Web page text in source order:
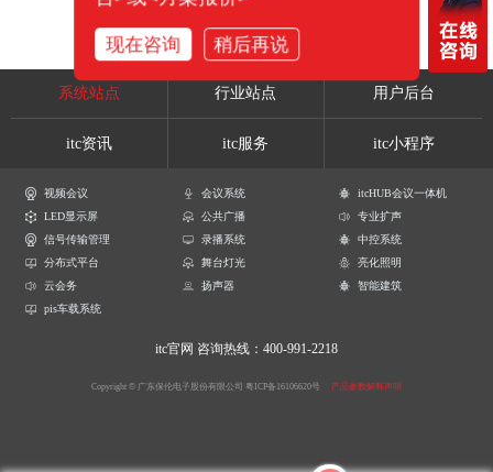
系统站点 行业站点 用户后台
itc资讯 itc服务 itc小程序
视频会议 会议系统
itcHUB会议一体机
LED显示屏
公共广播
专业扩声
信号传输管理
录播系统
中控系统
分布式平台
舞台灯光
亮化照明
云会务
扬声器
智能建筑
pis车载系统
itc官网 咨询热线：400-991-2218
Copyright © 广东保伦电子股份有限公司 粤ICP备16106620号 产品参数解释声明
现在咨询 稍后再说